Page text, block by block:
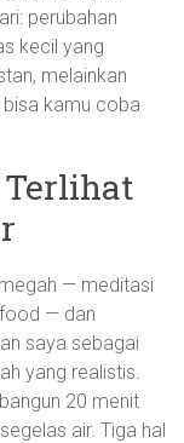
perubahan
kecil yang
melainkan
bisa kamu coba
— meditasi
— dan
saya sebagai
yang realistis.
20 menit
air. Tiga hal